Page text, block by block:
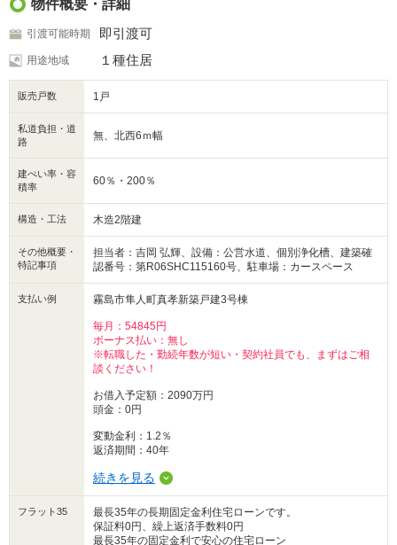
・住宅ローン控除13年対象!
■性能
・ZEH水準の省エネ性能
■保証・サポート
・保証は最長35年（躯体や雨漏りなど）
■お問合せは下記まで
・099-248-7777（センチュリー21サンテル鹿児島支店）
物件概要・詳細
引渡可能時期 即引渡可
用途地域 １種住居
販売戸数 1戸
私道負担・道
路
無、北西6ｍ幅
建ぺい率・容
積率
60％・200％
構造・工法 木造2階建
その他概要・
特記事項
担当者：吉岡 弘輝、設備：公営水道、個別浄化槽、建築確
認番号：第R06SHC115160号、駐車場：カースペース
支払い例 霧島市隼人町真孝新築戸建3号棟
毎月：54845円
ボーナス払い：無し
※転職した・勤続年数が短い・契約社員でも、まずはご相
談ください！
お借入予定額：2090万円
頭金：0円
変動金利：1.2％
返済期間：40年
続きを見る
フラット35
最長35年の長期固定金利住宅ローンです。
保証料0円、繰上返済手数料0円
最長35年の固定金利で安心の住宅ローン